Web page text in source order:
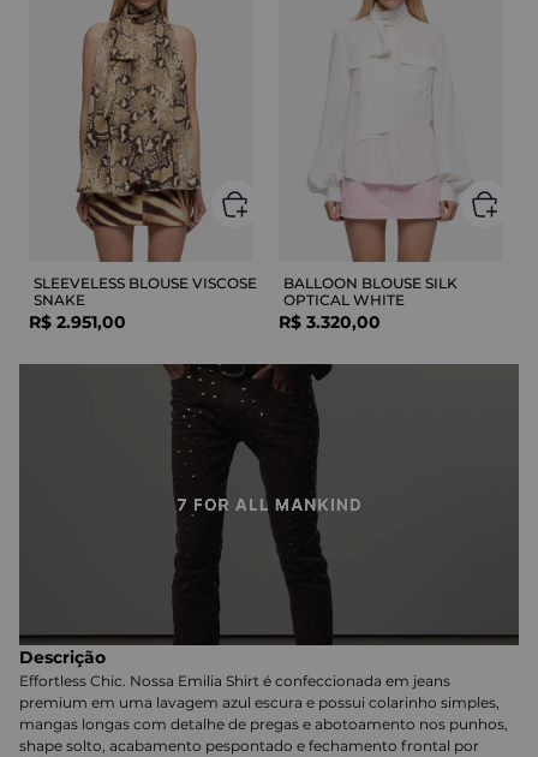
SLEEVELESS BLOUSE VISCOSE
SNAKE
R$ 2.951,00
BALLOON BLOUSE SILK
OPTICAL WHITE
R$ 3.320,00
Descrição
Effortless Chic. Nossa Emilia Shirt é confeccionada em jeans
premium em uma lavagem azul escura e possui colarinho simples,
mangas longas com detalhe de pregas e abotoamento nos punhos,
shape solto, acabamento pespontado e fechamento frontal por